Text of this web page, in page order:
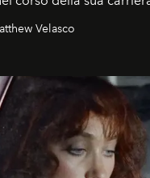
Velasco